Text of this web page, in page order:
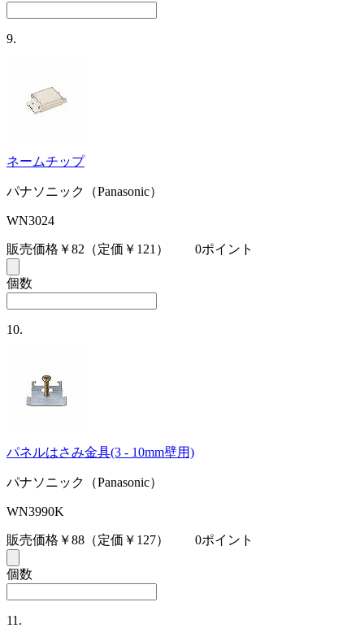
9.
ネームチップ
パナソニック（Panasonic）
WN3024
販売価格￥82 （定価￥121） 0ポイント
個数
10.
パネルはさみ金具(3 - 10mm壁用)
パナソニック（Panasonic）
WN3990K
販売価格￥88 （定価￥127） 0ポイント
個数
11.